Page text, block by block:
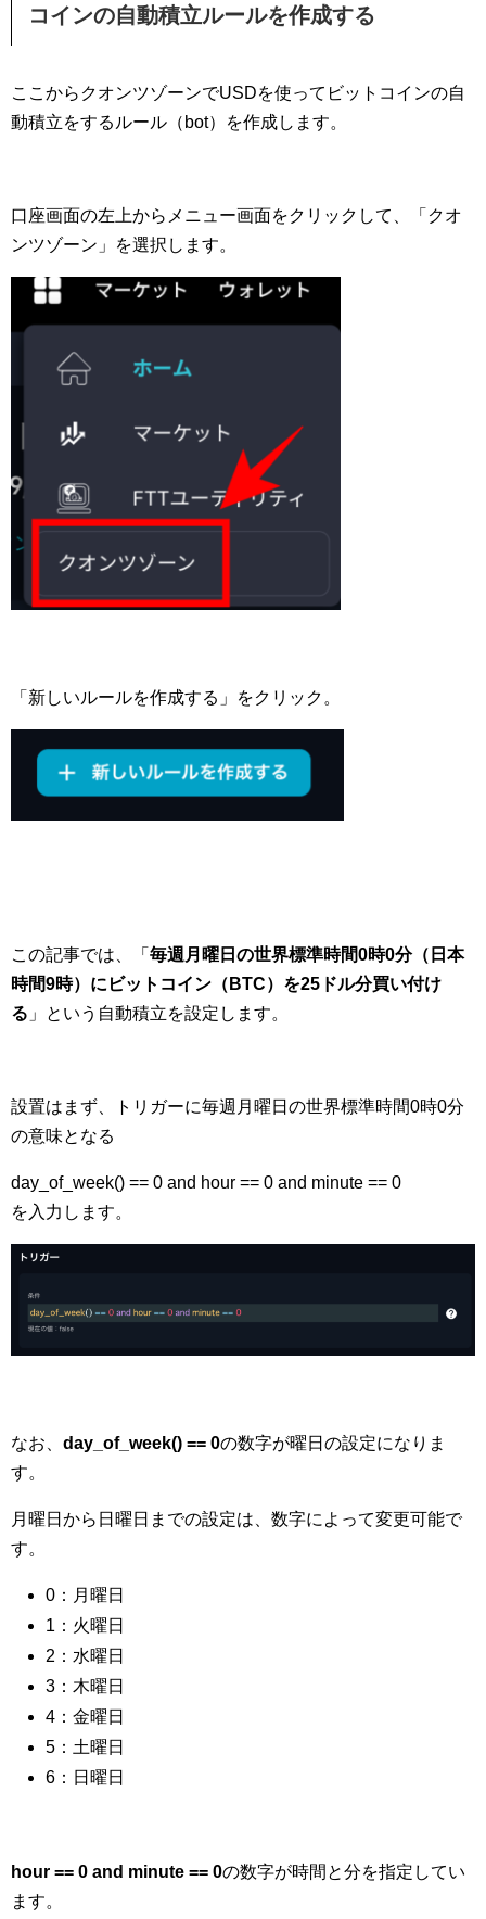
コインの自動積立ルールを作成する
ここからクオンツゾーンでUSDを使ってビットコインの自
動積立をするルール（bot）を作成します。
口座画面の左上からメニュー画面をクリックして、「クオ
ンツゾーン」を選択します。
「新しいルールを作成する」をクリック。
この記事では、「 毎週月曜日の世界標準時間0時0分（日本
時間9時）にビットコイン（BTC）を25ドル分買い付け
る 」という自動積立を設定します。
設置はまず、トリガーに毎週月曜日の世界標準時間0時0分
の意味となる
day_of_week() == 0 and hour == 0 and minute == 0
を入力します。
なお、 day_of_week() == 0の数字が曜日の設定になりま
す。
月曜日から日曜日までの設定は、数字によって変更可能で
す。
0：月曜日
1：火曜日
2：水曜日
3：木曜日
4：金曜日
5：土曜日
6：日曜日
hour == 0 and minute == 0の数字が時間と分を指定してい
ます。